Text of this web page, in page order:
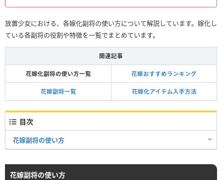
放置少女における、各嫁化副将の使い方について解説しています。嫁化し
ている各副将の役割や特徴を一覧でまとめています。
関連記事
花嫁化副将の使い方一覧 花嫁おすすめランキング
花嫁副将一覧 花嫁化アイテム入手方法
目次
花嫁副将の使い方
花嫁副将の使い方